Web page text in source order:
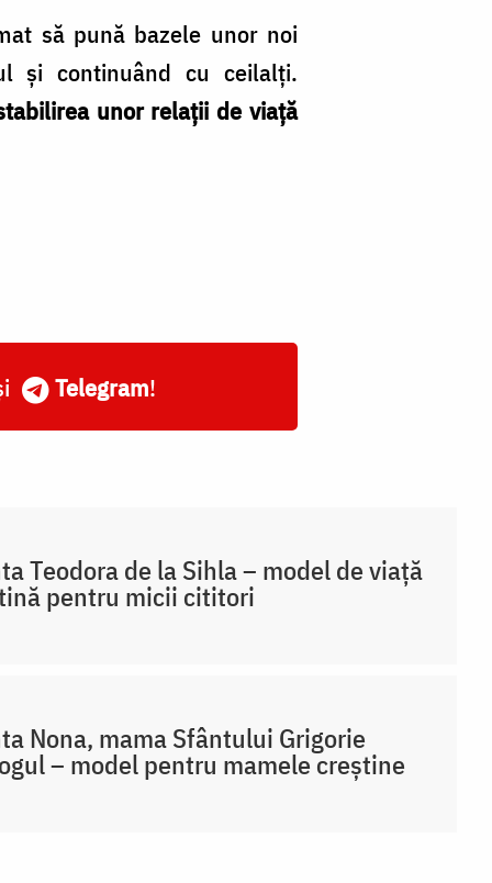
să pună bazele unor noi
și continuând cu ceilalți.
unor relații de viață
Telegram!
Teodora de la Sihla – model de viaţă
pentru micii cititori
Nona, mama Sfântului Grigorie
– model pentru mamele creștine